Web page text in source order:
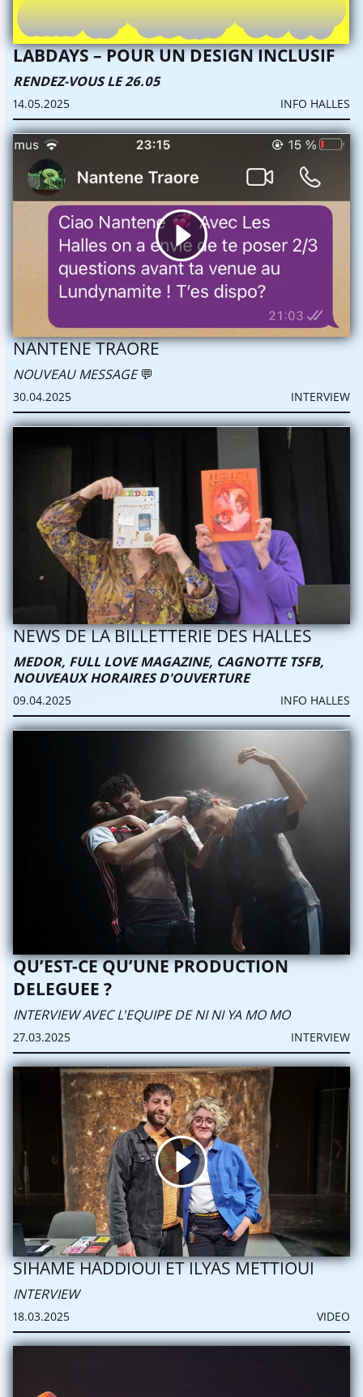
LABDAYS – POUR UN DESIGN INCLUSIF
RENDEZ-VOUS LE 26.05
14.05.2025 INFO HALLES
NANTENE TRAORE
NOUVEAU MESSAGE💬
30.04.2025 INTERVIEW
NEWS DE LA BILLETTERIE DES HALLES
MEDOR, FULL LOVE MAGAZINE, CAGNOTTE TSFB,
NOUVEAUX HORAIRES D'OUVERTURE
09.04.2025 INFO HALLES
QU’EST-CE QU’UNE PRODUCTION
DELEGUEE ?
INTERVIEW AVEC L'EQUIPE DE NI NI YA MO MO
27.03.2025 INTERVIEW
SIHAME HADDIOUI ET ILYAS METTIOUI
INTERVIEW
18.03.2025 VIDEO
SUIVEZ
TOUTES
NOS ACTUALITÉS